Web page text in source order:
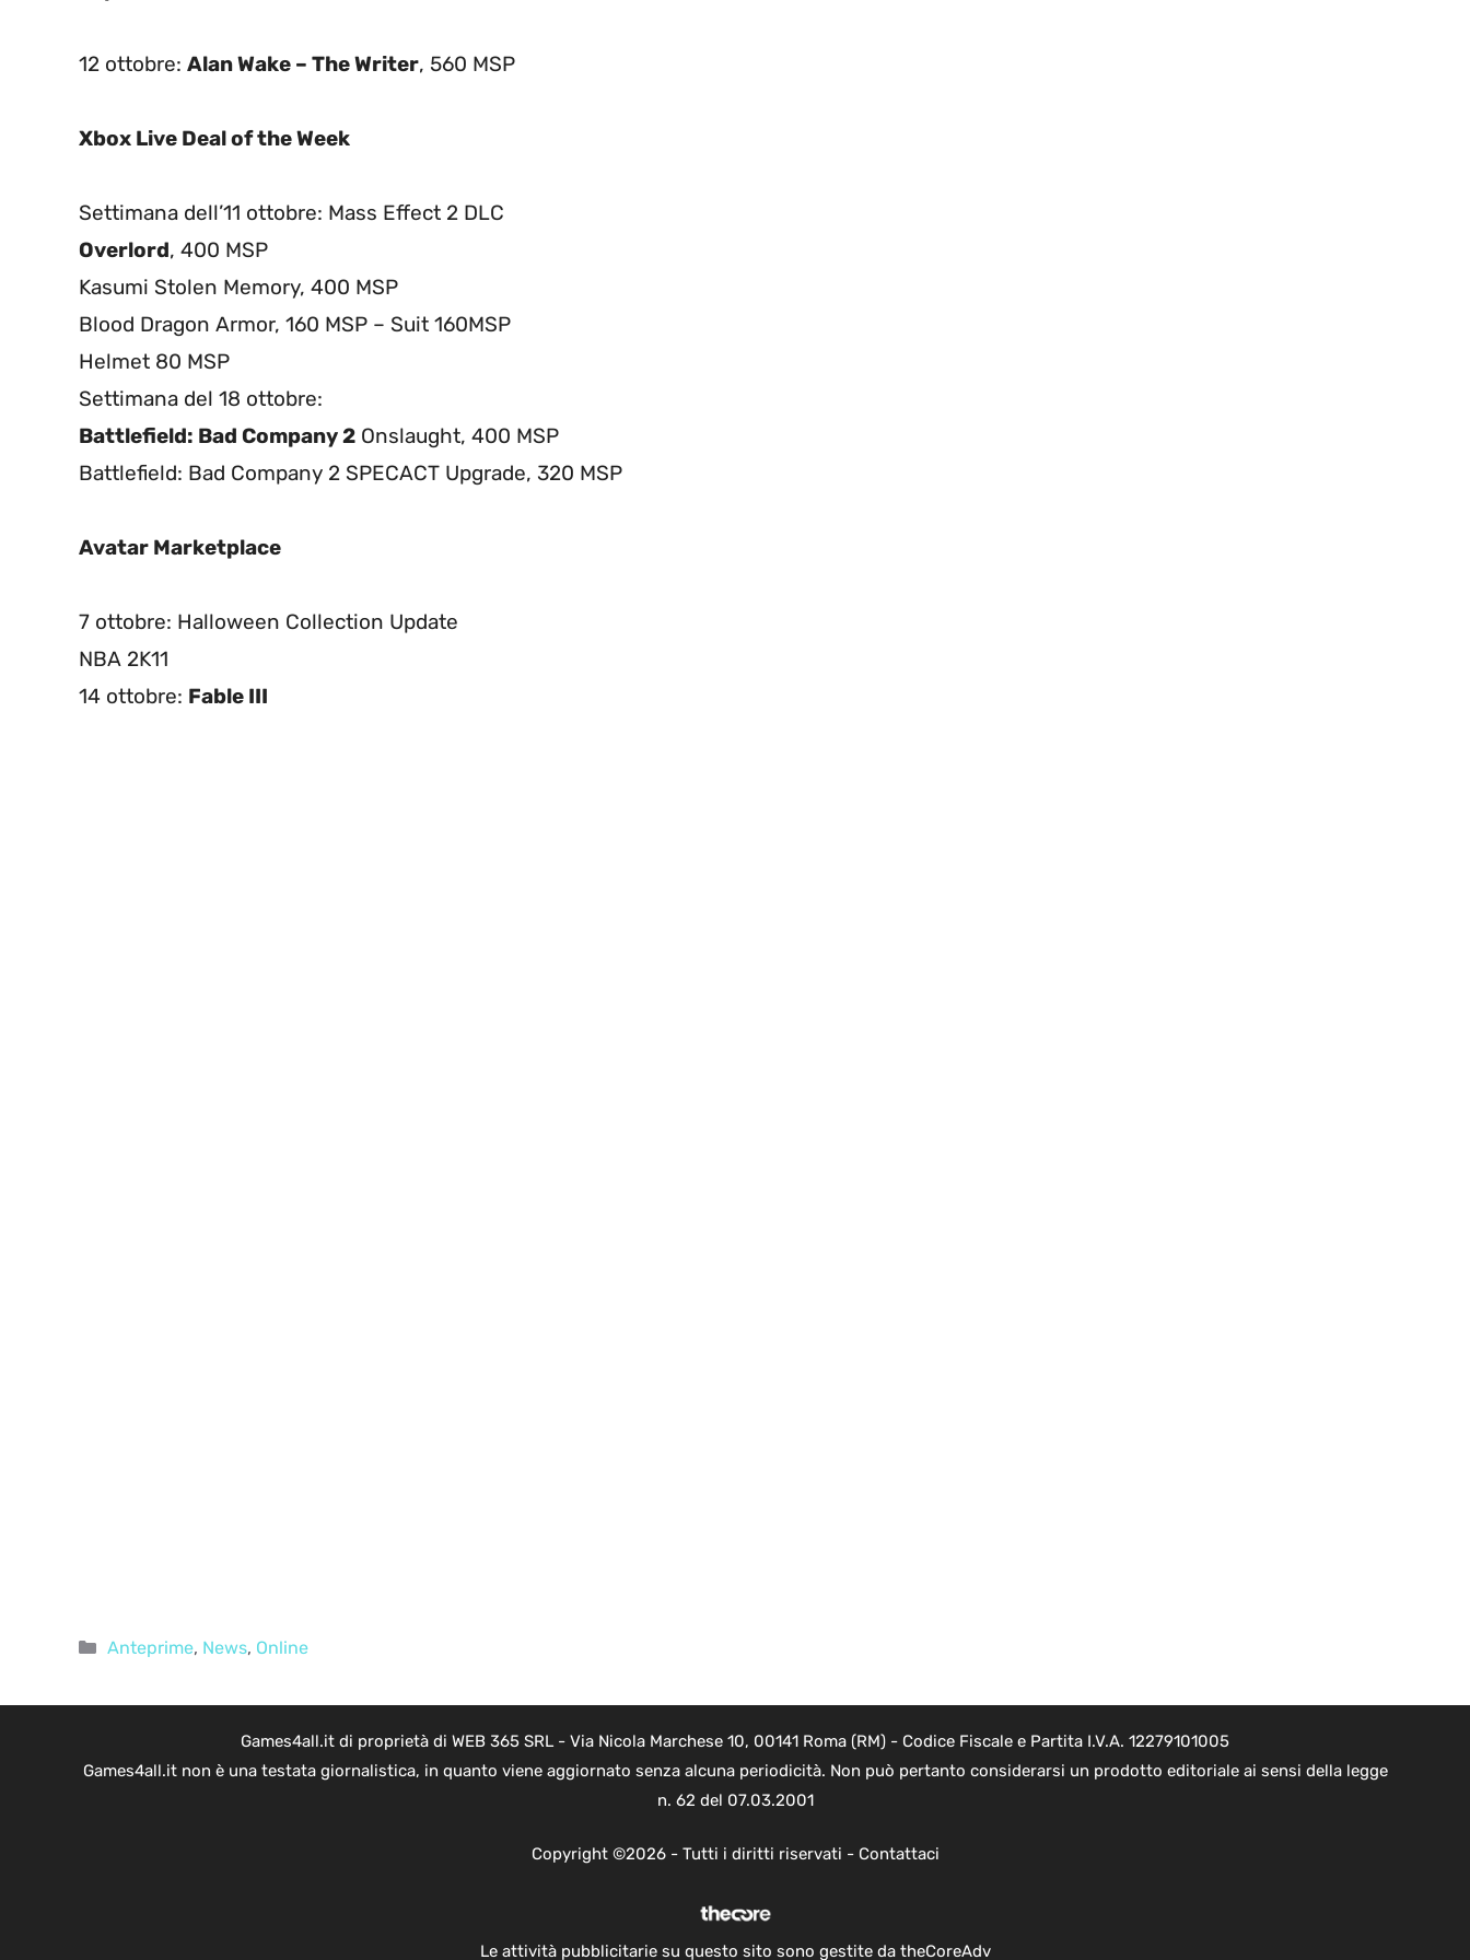
12 ottobre: Alan Wake – The Writer, 560 MSP
Xbox Live Deal of the Week
Settimana dell’11 ottobre: Mass Effect 2 DLC
Overlord, 400 MSP
Kasumi Stolen Memory, 400 MSP
Blood Dragon Armor, 160 MSP – Suit 160MSP
Helmet 80 MSP
Settimana del 18 ottobre:
Battlefield: Bad Company 2 Onslaught, 400 MSP
Battlefield: Bad Company 2 SPECACT Upgrade, 320 MSP
Avatar Marketplace
7 ottobre: Halloween Collection Update
NBA 2K11
14 ottobre: Fable III
Categorie
Anteprime, News, Online
Games4all.it di proprietà di WEB 365 SRL - Via Nicola Marchese 10, 00141 Roma (RM) - Codice Fiscale e Partita I.V.A. 12279101005
Games4all.it non è una testata giornalistica, in quanto viene aggiornato senza alcuna periodicità. Non può pertanto considerarsi un prodotto editoriale ai sensi della legge
n. 62 del 07.03.2001
Copyright ©2026 - Tutti i diritti riservati - Contattaci
Le attività pubblicitarie su questo sito sono gestite da theCoreAdv